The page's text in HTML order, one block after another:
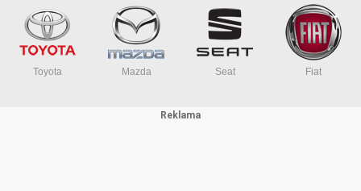
Toyota Mazda Seat Fiat